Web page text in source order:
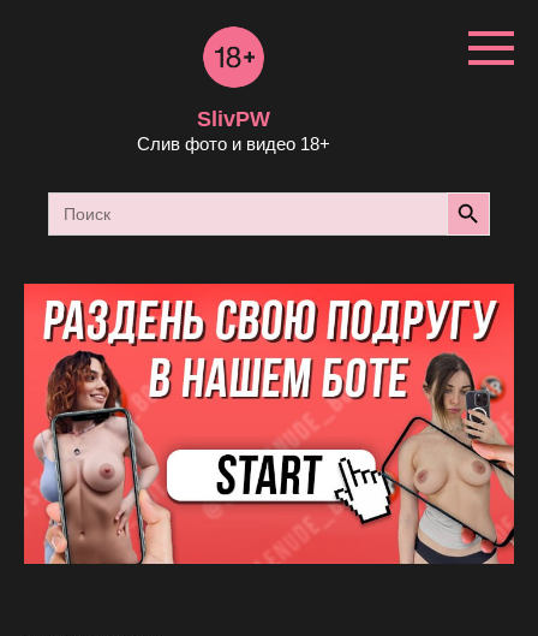
SlivPW
Слив фото и видео 18+
Search
for:
Search Button